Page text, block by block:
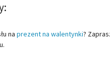
na prezent na walentynki?